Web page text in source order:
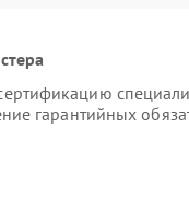
гарантийных